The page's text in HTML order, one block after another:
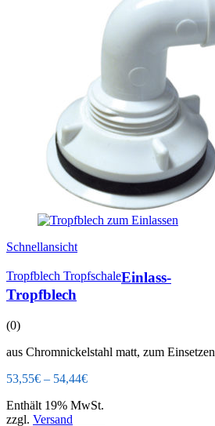
Schnellansicht
Tropfblech TropfschaleEinlass-
Tropfblech
(0)
aus Chromnickelstahl matt, zum Einsetzen
53,55€ – 54,44€
Enthält 19% MwSt.
zzgl. Versand